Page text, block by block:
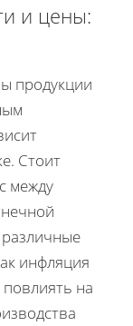
и цены:
продукции
Стоит
между
инфляция
на